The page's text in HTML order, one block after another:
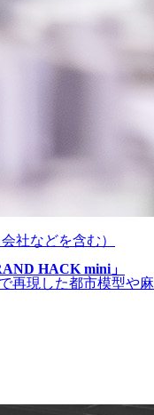
社などを含む）
HACK mini」
再現した都市模型や麻